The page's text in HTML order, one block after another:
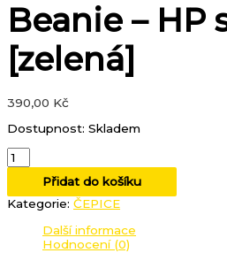
Beanie – HP
[zelená]
390,00 Kč
Dostupnost: Skladem
Přidat do košíku
Kategorie: ČEPICE
Další informace
Hodnocení (0)